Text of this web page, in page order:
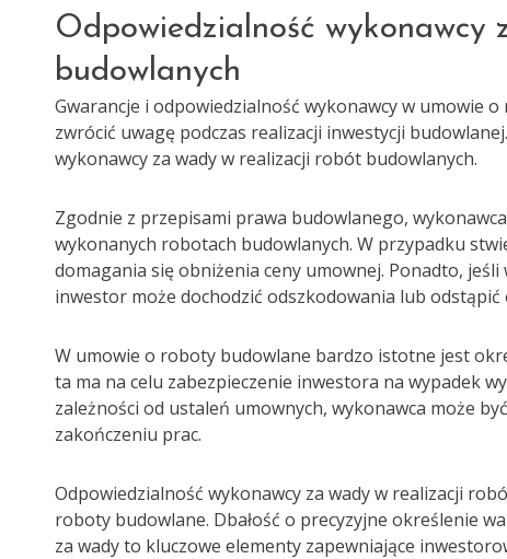
Odpowiedzialność wykonawcy
budowlanych
Gwarancje i odpowiedzialność wykonawcy w umowie
zwrócić uwagę podczas realizacji inwestycji
wykonawcy za wady w realizacji robót budowlanych.
Zgodnie z przepisami prawa budowlanego,
wykonanych robotach budowlanych. W przypadku
domagania się obniżenia ceny umownej. Ponadto,
inwestor może dochodzić odszkodowania lub odstąpić
W umowie o roboty budowlane bardzo istotne jest
ta ma na celu zabezpieczenie inwestora na wypadek
zależności od ustaleń umownych, wykonawca może
zakończeniu prac.
Odpowiedzialność wykonawcy za wady w realizacji
roboty budowlane. Dbałość o precyzyjne określenie
za wady to kluczowe elementy zapewniające